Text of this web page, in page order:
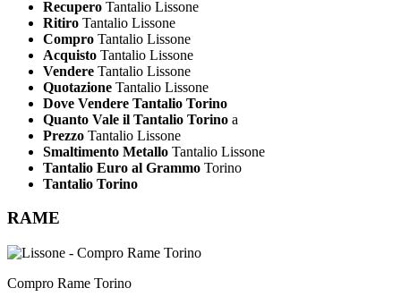
Recupero Tantalio Lissone
Ritiro Tantalio Lissone
Compro Tantalio Lissone
Acquisto Tantalio Lissone
Vendere Tantalio Lissone
Quotazione Tantalio Lissone
Dove Vendere Tantalio Torino
Quanto Vale il Tantalio Torino a
Prezzo Tantalio Lissone
Smaltimento Metallo Tantalio Lissone
Tantalio Euro al Grammo Torino
Tantalio Torino
RAME
Compro Rame Torino